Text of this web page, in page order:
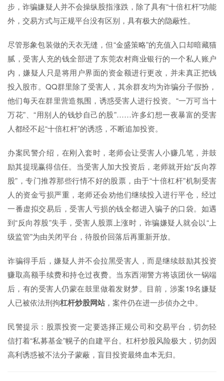
步，诈骗嫌疑人并不会操纵股指涨跌，除了具有“十倍杠杆”功能
外，交易方式与正规平台没有区别，具有极大的隐蔽性。
尽管形象包装做的天衣无缝，但“金盛策略”的充值入口却暗藏猫
腻，受害人充的钱全部进了东莞农村商业银行的一个私人账户
内，嫌疑人只是将用户界面的资金额进行更改，并未真正把钱
投入股市。QQ群里除了受害人，其余群友均为诈骗分子假扮，
他们每天在群里营造氛围，诱惑受害人进行投资。“一万可当十
万花”、“用别人的钱炒自己的股”……许多幻想一夜暴富的受害
人都经不起“十倍杠杆”的诱惑，不断追加投资。
办案民警介绍，在刚入套时，老师会让受害人小赚几笔，并鼓
励其提现赢得信任。当受害人加大投资后，老师就开始“反向荐
股”，专门推荐那些行情不好的股票，由于“十倍杠杆”机制受害
人的资金亏损严重，老师还会劝他们继续投入进行平仓，经过
一番虚拟交易后，受害人亏损的钱全都进入骗子的口袋。如遇
到“反向荐股”失手，受害人股票上涨时，诈骗嫌疑人就会以“上
级监管”为由关闭平台，待股价回落后再重新开放。
诈骗得手后，嫌疑人并不会拉黑受害人，而是继续鼓励其投资
赚取高额手续费和持仓过夜费。当东西湖警方将该团伙一锅端
后，有的受害人仍蒙在鼓里做着发财梦。目前，涉案19名嫌疑
人已被依法刑拘杠杆炒股网站，案件仍在进一步侦办之中。
民警提示：股票投资一定要选择正规公司和交易平台，切勿轻
信打着“私募基金”幌子的自建平台。杠杆炒股风险极大，切勿因
高利诱惑被不法分子蒙蔽，盲目投资最终血本无归。